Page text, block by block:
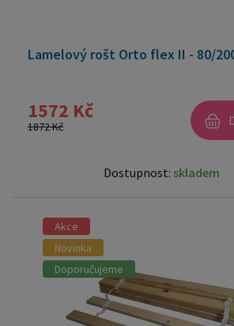
Lamelový rošt Orto flex II - 80/
1572 Kč
1872 Kč
Dostupnost: skladem
Akce
Novinka
Doporučujeme